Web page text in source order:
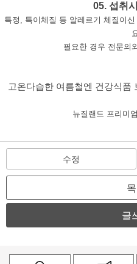
05. 섭취
특정, 특이체질 등 알레르기 체질이
필요한 경우 전문의
고온다습한 여름철엔 건강식품
뉴질랜드 프리미
수정
글